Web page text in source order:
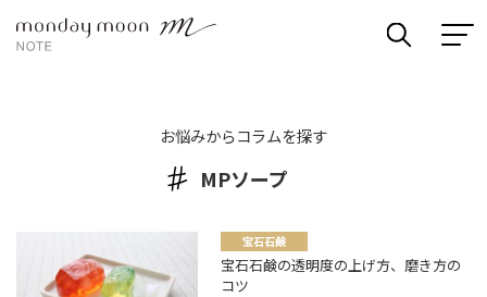
お悩みからコラムを探す
MPソープ
宝石石鹸
宝石石鹸の透明度の上げ方、磨き方の
コツ